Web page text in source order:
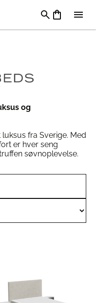
og
fra Sverige. Med
er hver seng
søvnoplevelse.